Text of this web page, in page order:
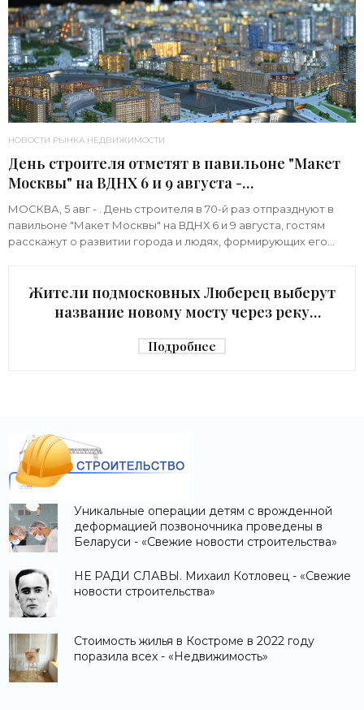
НОВОСТИ РЫНКА НЕДВИЖИМОСТИ
День строителя отметят в павильоне "Макет
Москвы" на ВДНХ 6 и 9 августа -
«Строительство»
МОСКВА, 5 авг - . День строителя в 70-й раз отпразднуют в
павильоне "Макет Москвы" на ВДНХ 6 и 9 августа, гостям
расскажут о развитии города и людях, формирующих его
Жители подмосковных Люберец выберут
название новому мосту через реку
Подробнее
Уникальные операции детям с врожденной
деформацией позвоночника проведены в
Беларуси - «Свежие новости строительства»
НЕ РАДИ СЛАВЫ. Михаил Котловец - «Свежие
новости строительства»
Стоимость жилья в Костроме в 2022 году
поразила всех - «Недвижимость»